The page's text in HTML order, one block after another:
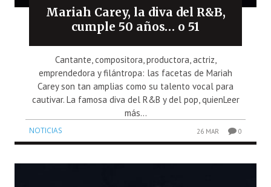
Mariah Carey, la diva del R&B,
cumple 50 años… o 51
Cantante, compositora, productora, actriz,
emprendedora y filántropa: las facetas de Mariah
Carey son tan amplias como su talento vocal para
cautivar. La famosa diva del R&B y del pop, quienLeer
más...
NOTICIAS 26 MAR 0